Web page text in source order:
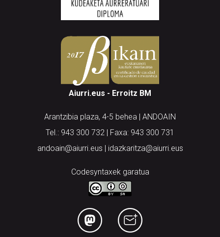
Aiurri.eus - Erroitz BM
Arantzibia plaza, 4-5 behea | ANDOAIN
Tel.: 943 300 732 | Faxa: 943 300 731
andoain@aiurri.eus | idazkaritza@aiurri.eus
Codesyntaxek garatua